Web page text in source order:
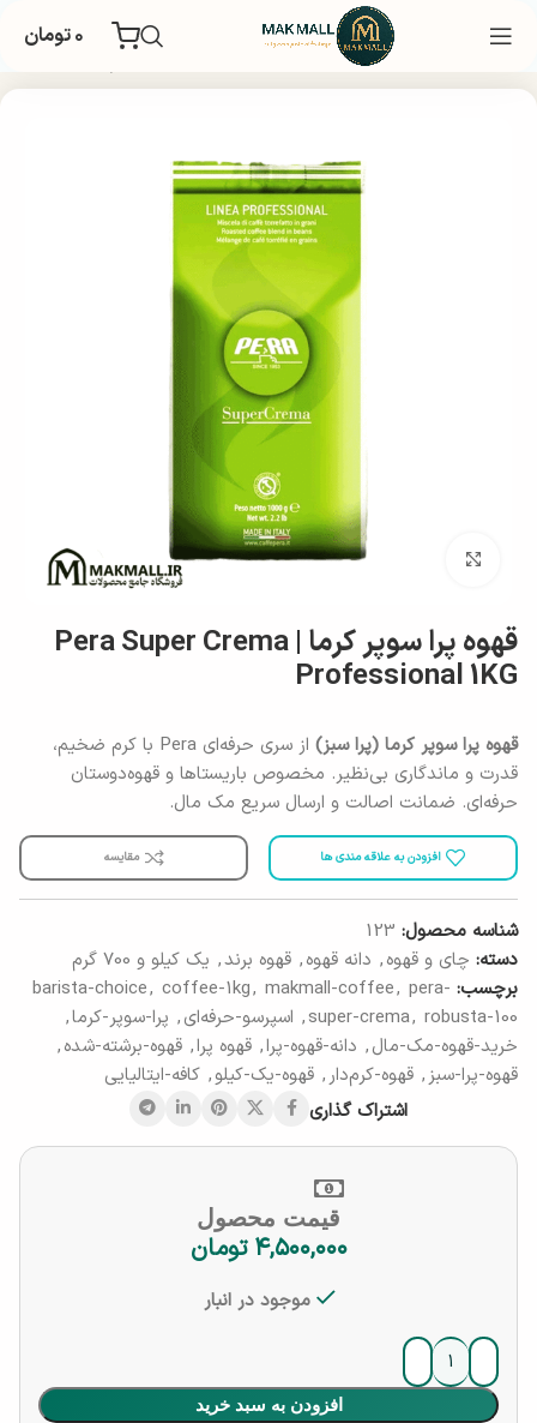
۰تومان
دانه قهوه
برای بزرگنمایی کلیک کنید
قهوه پرا سوپر کرما | Pera Super Crema
Professional 1KG
قهوه پرا سوپر کرما (پرا سبز)
از سری حرفه‌ای Pera با کرم ضخیم،
قدرت و ماندگاری بی‌نظیر. مخصوص باریستاها و قهوه‌دوستان
حرفه‌ای. ضمانت اصالت و ارسال سریع مک مال.
افزودن به علاقه مندی ها مقایسه
شناسه محصول: 123
دسته: چای و قهوه, دانه قهوه, قهوه برند, یک کیلو و 700 گرم
برچسب:
barista-choice, coffee-1kg, makmall-coffee, pera-
super-crema, robusta-100
, اسپرسو-حرفه‌ای, پرا-سوپر-کرما,
خرید-قهوه-مک-مال, دانه-قهوه-پرا, قهوه پرا, قهوه-برشته-شده,
قهوه-پرا-سبز, قهوه-کرم‌دار, قهوه-یک-کیلو, کافه-ایتالیایی
اشتراک گذاری
قیمت محصول
۴,۵۰۰,۰۰۰ تومان
موجود در انبار
افزودن به سبد خرید